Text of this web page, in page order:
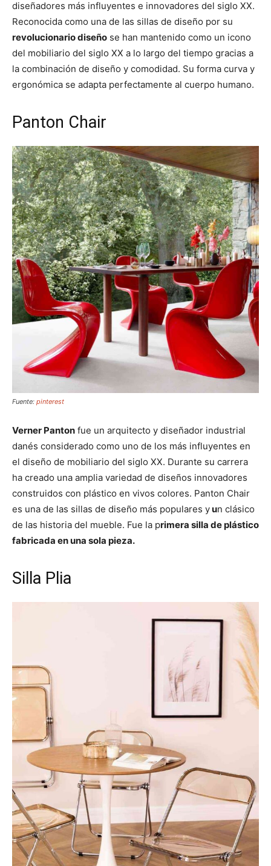
diseñadores más influyentes e innovadores del siglo XX.
Reconocida como una de las sillas de diseño por su
revolucionario diseño se han mantenido como un icono
del mobiliario del siglo XX a lo largo del tiempo gracias a
la combinación de diseño y comodidad. Su forma curva y
ergonómica se adapta perfectamente al cuerpo humano.
Panton Chair
Fuente: pinterest
Verner Panton fue un arquitecto y diseñador industrial
danés considerado como uno de los más influyentes en
el diseño de mobiliario del siglo XX. Durante su carrera
ha creado una amplia variedad de diseños innovadores
construidos con plástico en vivos colores. Panton Chair
es una de las sillas de diseño más populares yun clásico
de las historia del mueble. Fue la primera silla de plástico
fabricada en una sola pieza.
Silla Plia